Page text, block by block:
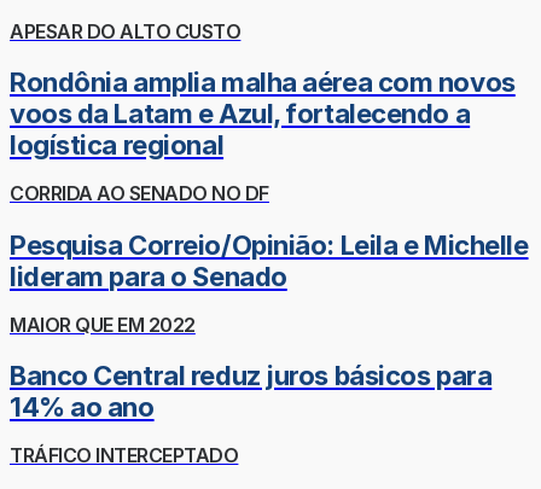
APESAR DO ALTO CUSTO
Rondônia amplia malha aérea com novos
voos da Latam e Azul, fortalecendo a
logística regional
CORRIDA AO SENADO NO DF
Pesquisa Correio/Opinião: Leila e Michelle
lideram para o Senado
MAIOR QUE EM 2022
Banco Central reduz juros básicos para
14% ao ano
TRÁFICO INTERCEPTADO